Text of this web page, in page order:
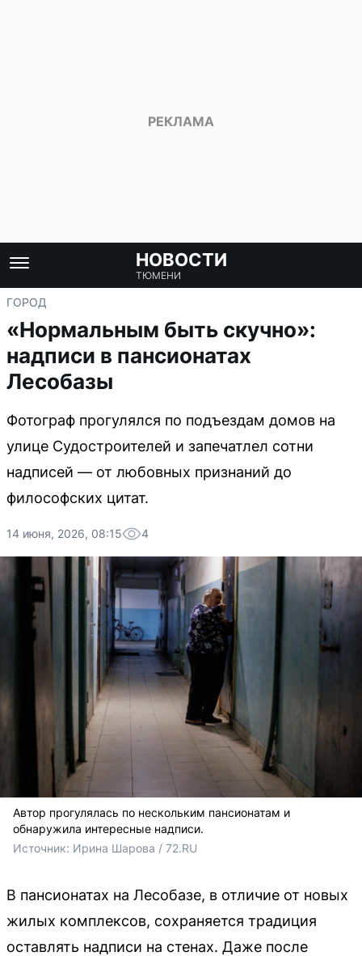
НОВОСТИ
ТЮМЕНИ
ГОРОД
«Нормальным быть скучно»:
надписи в пансионатах
Лесобазы
Фотограф прогулялся по подъездам домов на
улице Судостроителей и запечатлел сотни
надписей — от любовных признаний до
философских цитат.
14 июня, 2026, 08:15 4
Автор прогулялась по нескольким пансионатам и
обнаружила интересные надписи.
Источник: Ирина Шарова / 72.RU
В пансионатах на Лесобазе, в отличие от новых
жилых комплексов, сохраняется традиция
оставлять надписи на стенах. Даже после